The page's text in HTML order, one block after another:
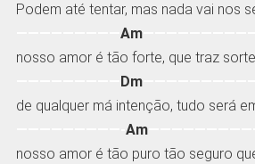
Podem até tentar, mas nada vai nos
Am
nosso amor é tão forte, que traz
Dm——————————
de qualquer má intenção, tudo será
Am
nosso amor é tão puro tão seguro